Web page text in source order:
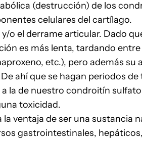
(destrucción) de los
celulares del cartílago.
o el derrame articular. Dado
es más lenta, tardando
etc.), pero además
ahí que se hagan periodos
la de nuestro condroitín
toxicidad.
ventaja de ser una sustancia
gastrointestinales,